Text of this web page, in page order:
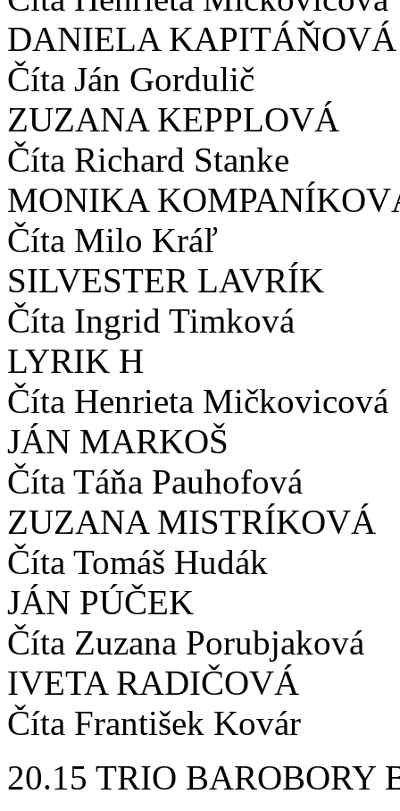
DANIELA KAPITÁŇOVÁ
Číta Ján Gordulič
ZUZANA KEPPLOVÁ
Číta Richard Stanke
MONIKA
Číta Milo Kráľ
SILVESTER LAVRÍK
Číta Ingrid Timková
LYRIK H
Číta Henrieta Mičkovicová
JÁN MARKOŠ
Číta Táňa Pauhofová
ZUZANA MISTRÍKOVÁ
Číta Tomáš Hudák
JÁN PÚČEK
Číta Zuzana Porubjaková
IVETA RADIČOVÁ
Číta František Kovár
20.15 TRIO BAROBORY